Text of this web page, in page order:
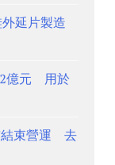
延片製造
2億元 用於
結束營運 去